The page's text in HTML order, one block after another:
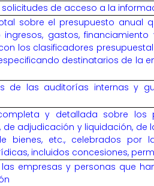
de acceso a la
sobre el presupuesto anual
ingresos, gastos,
los clasificadores
destinatarios de la
de las auditorías internas y
y detallada sobre los
de adjudicación y liquidación, de
bienes, etc., celebrados por
incluidos concesiones,
empresas y personas que